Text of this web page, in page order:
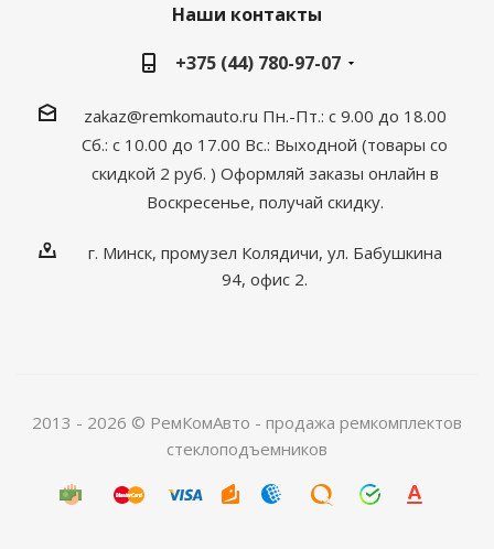
Наши контакты
+375 (44) 780-97-07
zakaz@remkomauto.ru Пн.-Пт.: с 9.00 до 18.00
Сб.: с 10.00 до 17.00 Вс.: Выходной (товары со
скидкой 2 руб. ) Оформляй заказы онлайн в
Воскресенье, получай скидку.
г. Минск, промузел Колядичи, ул. Бабушкина
94, офис 2.
2013 - 2026 © РемКомАвто - продажа ремкомплектов
стеклоподъемников